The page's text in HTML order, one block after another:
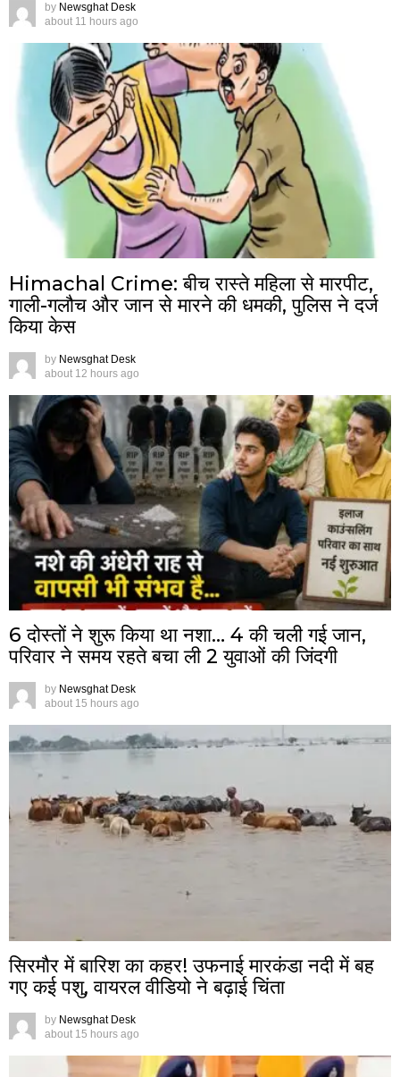
by Newsghat Desk
about 11 hours ago
Himachal Crime: बीच रास्ते महिला से मारपीट,
गाली-गलौच और जान से मारने की धमकी, पुलिस ने दर्ज
किया केस
by Newsghat Desk
about 12 hours ago
6 दोस्तों ने शुरू किया था नशा… 4 की चली गई जान,
परिवार ने समय रहते बचा ली 2 युवाओं की जिंदगी
by Newsghat Desk
about 15 hours ago
सिरमौर में बारिश का कहर! उफनाई मारकंडा नदी में बह
गए कई पशु, वायरल वीडियो ने बढ़ाई चिंता
by Newsghat Desk
about 15 hours ago